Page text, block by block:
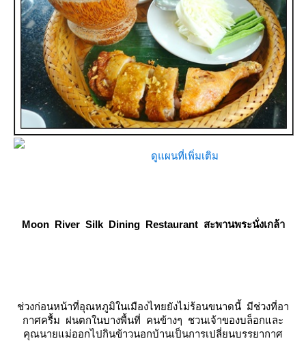
ดูแผนที่เพิ่มเติม
Moon River Silk Dining Restaurant สะพานพระนั่งเกล้า
ช่วงก่อนหน้าที่อุณหภูมิในเมืองไทยยังไม่ร้อนขนาดนี้ มีช่วงที่อา
กาศครื้ม ฝนตกในบางพื้นที่ คนข้างๆ ชวนเจ้าของบล็อกและ
คุณนายแม่ออกไปกินข้าวนอกบ้านเป็นการเปลี่ยนบรรยากาศ